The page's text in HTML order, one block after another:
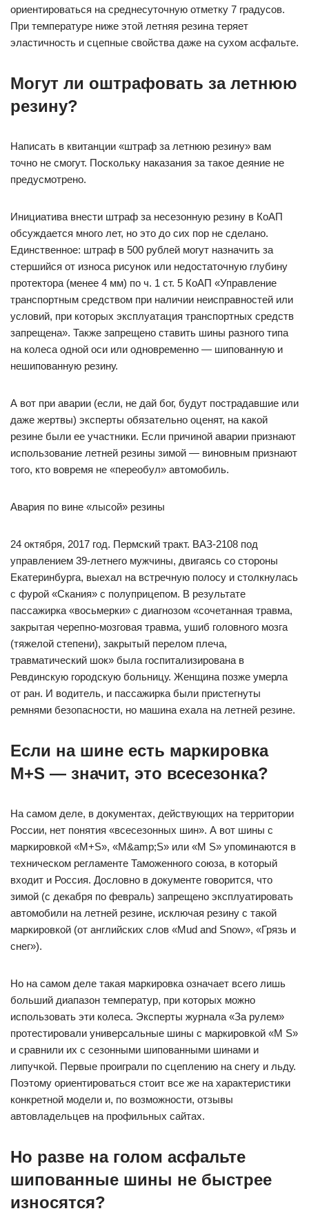
ориентироваться на среднесуточную отметку 7 градусов.
При температуре ниже этой летняя резина теряет
эластичность и сцепные свойства даже на сухом асфальте.
Могут ли оштрафовать за летнюю
резину?
Написать в квитанции «штраф за летнюю резину» вам
точно не смогут. Поскольку наказания за такое деяние не
предусмотрено.
Инициатива внести штраф за несезонную резину в КоАП
обсуждается много лет, но это до сих пор не сделано.
Единственное: штраф в 500 рублей могут назначить за
стершийся от износа рисунок или недостаточную глубину
протектора (менее 4 мм) по ч. 1 ст. 5 КоАП «Управление
транспортным средством при наличии неисправностей или
условий, при которых эксплуатация транспортных средств
запрещена». Также запрещено ставить шины разного типа
на колеса одной оси или одновременно — шипованную и
нешипованную резину.
А вот при аварии (если, не дай бог, будут пострадавшие или
даже жертвы) эксперты обязательно оценят, на какой
резине были ее участники. Если причиной аварии признают
использование летней резины зимой — виновным признают
того, кто вовремя не «переобул» автомобиль.
Авария по вине «лысой» резины
24 октября, 2017 год. Пермский тракт. ВАЗ-2108 под
управлением 39-летнего мужчины, двигаясь со стороны
Екатеринбурга, выехал на встречную полосу и столкнулась
с фурой «Скания» с полуприцепом. В результате
пассажирка «восьмерки» с диагнозом «сочетанная травма,
закрытая черепно-мозговая травма, ушиб головного мозга
(тяжелой степени), закрытый перелом плеча,
травматический шок» была госпитализирована в
Ревдинскую городскую больницу. Женщина позже умерла
от ран. И водитель, и пассажирка были пристегнуты
ремнями безопасности, но машина ехала на летней резине.
Если на шине есть маркировка
M+S — значит, это всесезонка?
На самом деле, в документах, действующих на территории
России, нет понятия «всесезонных шин». А вот шины с
маркировкой «M+S», «M&amp;S» или «M S» упоминаются в
техническом регламенте Таможенного союза, в который
входит и Россия. Дословно в документе говорится, что
зимой (с декабря по февраль) запрещено эксплуатировать
автомобили на летней резине, исключая резину с такой
маркировкой (от английских слов «Mud and Snow», «Грязь и
снег»).
Но на самом деле такая маркировка означает всего лишь
больший диапазон температур, при которых можно
использовать эти колеса. Эксперты журнала «За рулем»
протестировали универсальные шины с маркировкой «M S»
и сравнили их с сезонными шипованными шинами и
липучкой. Первые проиграли по сцеплению на снегу и льду.
Поэтому ориентироваться стоит все же на характеристики
конкретной модели и, по возможности, отзывы
автовладельцев на профильных сайтах.
Но разве на голом асфальте
шипованные шины не быстрее
износятся?